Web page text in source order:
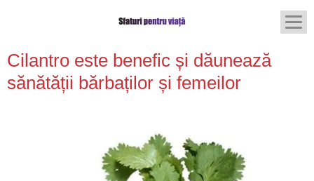
Cilantro este benefic și dăunează
sănătății bărbaților și femeilor